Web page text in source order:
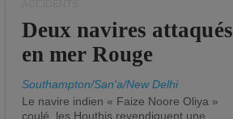
Deux navires attaqués
en mer Rouge
Southampton/San'a/New Delhi
Le navire indien « Faize Noore Oliya »
coulé, les Houthis revendiquent une